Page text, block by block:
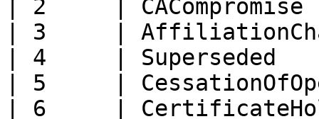
| 2     |
| 3     |
| 4     |
| 5     |
| 6     |